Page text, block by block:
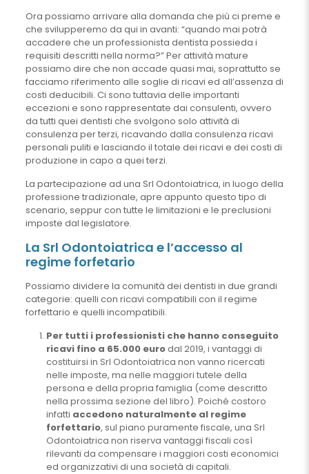
Ora possiamo arrivare alla domanda che più ci preme e
che svilupperemo da qui in avanti: “quando mai potrà
accadere che un professionista dentista possieda i
requisiti descritti nella norma?” Per attività mature
possiamo dire che non accade quasi mai, soprattutto se
facciamo riferimento alle soglie di ricavi ed all’assenza di
costi deducibili. Ci sono tuttavia delle importanti
eccezioni e sono rappresentate dai consulenti, ovvero
da tutti quei dentisti che svolgono solo attività di
consulenza per terzi, ricavando dalla consulenza ricavi
personali puliti e lasciando il totale dei ricavi e dei costi di
produzione in capo a quei terzi.
La partecipazione ad una Srl Odontoiatrica, in luogo della
professione tradizionale, apre appunto questo tipo di
scenario, seppur con tutte le limitazioni e le preclusioni
imposte dal legislatore.
La Srl Odontoiatrica e l’accesso al
regime forfetario
Possiamo dividere la comunità dei dentisti in due grandi
categorie: quelli con ricavi compatibili con il regime
forfettario e quelli incompatibili.
Per tutti i professionisti che hanno conseguito
ricavi fino a 65.000 eurodal 2019, i vantaggi di
costituirsi in Srl Odontoiatrica non vanno ricercati
nelle imposte, ma nelle maggiori tutele della
persona e della propria famiglia (come descritto
nella prossima sezione del libro). Poiché costoro
infatti accedono naturalmente al regime
forfettario, sul piano puramente fiscale, una Srl
Odontoiatrica non riserva vantaggi fiscali così
rilevanti da compensare i maggiori costi economici
ed organizzativi di una società di capitali.